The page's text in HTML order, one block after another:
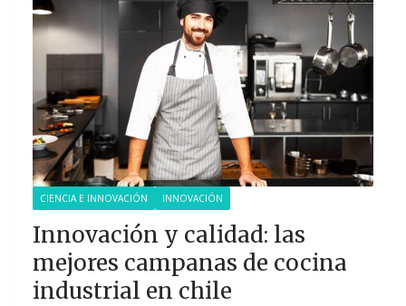
CIENCIA E INNOVACIÓN INNOVACIÓN
Innovación y calidad: las
mejores campanas de cocina
industrial en chile